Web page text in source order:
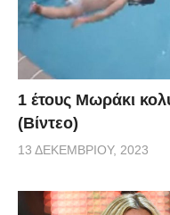
1 έτους Μωράκι
(Βίντεο)
13 ΔΕΚΕΜΒΡΊΟΥ, 2023